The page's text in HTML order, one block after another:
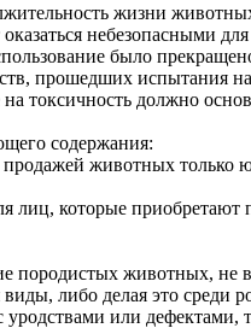
жизни
небезопасными
было
прошедших
токсичность должно
содержания:
продажей животных
лиц, которые приобретают
животных, не
либо делая это среди
или дефектами,